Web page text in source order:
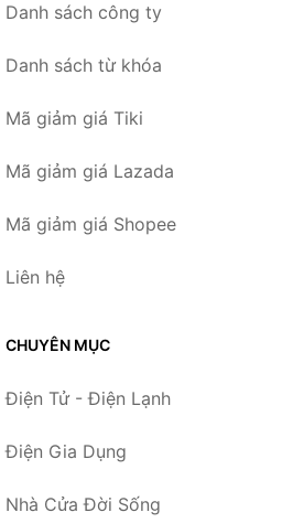
Danh sách công ty
Danh sách từ khóa
Mã giảm giá Tiki
Mã giảm giá Lazada
Mã giảm giá Shopee
Liên hệ
CHUYÊN MỤC
Điện Tử - Điện Lạnh
Điện Gia Dụng
Nhà Cửa Đời Sống